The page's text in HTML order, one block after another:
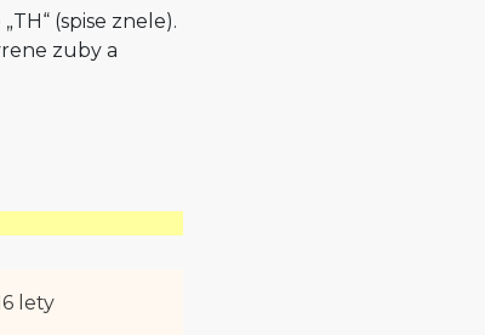
(spise znele).
zuby a
lety